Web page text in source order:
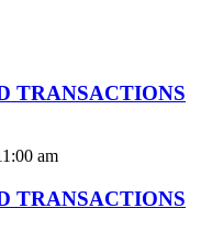
TRANSACTIONS
am
TRANSACTIONS